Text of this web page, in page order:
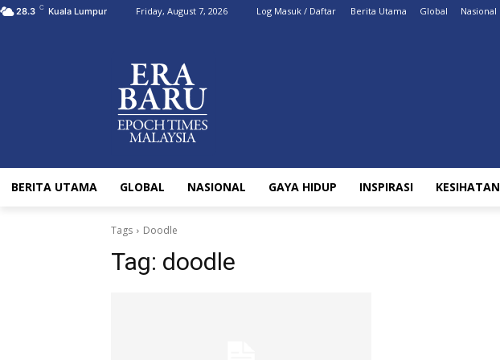
28.3 C Kuala Lumpur Friday, August 7, 2026 Log Masuk / Daftar Berita Utama Global Nasional
BERITA UTAMA GLOBAL NASIONAL GAYA HIDUP INSPIRASI KESIHATAN
Tags Doodle
Tag: doodle